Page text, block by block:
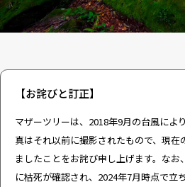
【お詫びと訂正】
マザーツリーは、2018年9月の台風によ
真はそれ以前に撮影されたもので、現
ましたことをお詫び申し上げます。なお
に枯死が確認され、2024年7月時点で立